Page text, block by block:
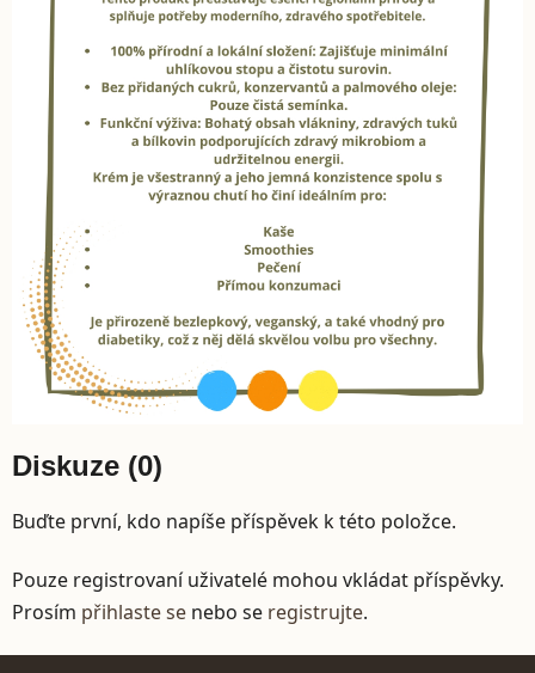
Diskuze (0)
Buďte první, kdo napíše příspěvek k této položce.
Pouze registrovaní uživatelé mohou vkládat příspěvky.
Prosím přihlaste se nebo se registrujte.